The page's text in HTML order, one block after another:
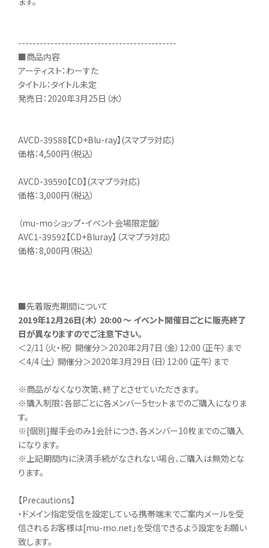
--------------------------------------------
■商品内容
アーティスト：わーすた
タイトル：タイトル未定
発売日：2020年3月25日（水）
AVCD-39588【CD+Blu-ray】(スマプラ対応)
価格：4,500円（税込）
AVCD-39590【CD】(スマプラ対応)
価格：3,000円（税込）
（mu-moショップ・イベント会場限定盤）
AVC1-39592【CD+Bluray】（スマプラ対応）
価格：8,000円（税込）
■先着販売期間について
2019年12月26日(木） 20:00 ～ イベント開催日ごとに販売終了
日が異なりますのでご注意下さい。
＜2/11（火・祝） 開催分＞2020年2月7日（金）12:00（正午）まで
＜4/4（土） 開催分＞2020年3月29日（日）12:00（正午）まで
※商品がなくなり次第、終了とさせていただきます。
※購入制限：各部ごとに各メンバー5セットまでのご購入になりま
す。
※[個別]握手会のみ1会計につき、各メンバー10枚までのご購入
になります。
※上記期間内に決済手続がなされない場合、ご購入は無効とな
ります。
【Precautions】
・ドメイン指定受信を設定している携帯端末でご案内メールを受
信されるお客様は[mu-mo.net」を受信できるよう設定をお願い
致します。